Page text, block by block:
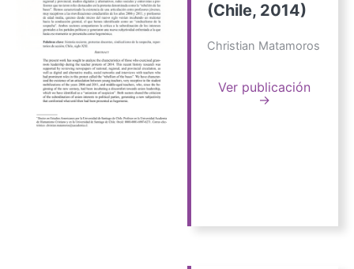
(Chile, 2014)
Christian Matamoros
Ver publicación
→